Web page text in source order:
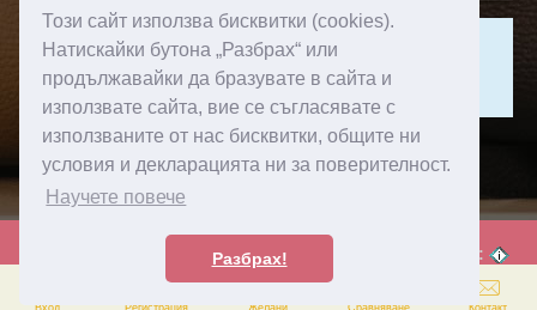
Този сайт използва бисквитки (cookies).
Натискайки бутона „Разбрах“ или
продължавайки да бразувате в сайта и
използвате сайта, вие се съгласявате с
използваните от нас бисквитки, общите ни
условия и декларацията ни за поверителност.
Научете повече
Разбрах!
Този сайт е защитен от reCAPTCHA и се прилагат
Политиката за поверителност
Условията за ползване
на Google.
Пoлитика зa изпoлзвaнe нa бисквитки
© 2024 Amorebags.bg - Всички права запазени! - Created by:
Вход Регистрация Желани
0
Сравняване Контакт